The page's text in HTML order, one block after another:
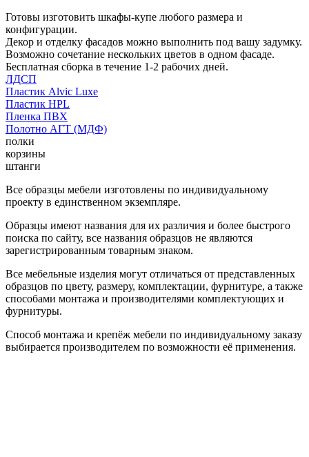
Готовы изготовить шкафы-купе любого размера и
конфигурации.
Декор и отделку фасадов можно выполнить под вашу задумку.
Возможно сочетание нескольких цветов в одном фасаде.
Бесплатная сборка в течение 1-2 рабочих дней.
ЛДСП
Пластик Alvic Luxe
Пластик HPL
Пленка ПВХ
Полотно АГТ (МДФ)
полки
корзины
штанги
Все образцы мебели изготовлены по индивидуальному
проекту в единственном экземпляре.
Образцы имеют названия для их различия и более быстрого
поиска по сайту, все названия образцов не являются
зарегистрированным товарным знаком.
Все мебельные изделия могут отличаться от представленных
образцов по цвету, размеру, комплектации, фурнитуре, а также
способами монтажа и производителями комплектующих и
фурнитуры.
Способ монтажа и крепёж мебели по индивидуальному заказу
выбирается производителем по возможности её применения.